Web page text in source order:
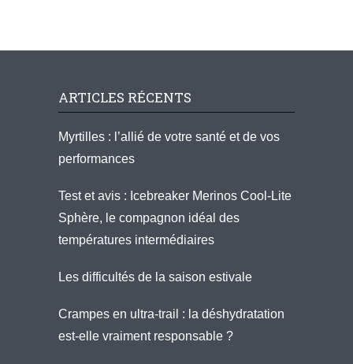
ARTICLES RÉCENTS
Myrtilles : l’allié de votre santé et de vos
performances
Test et avis : Icebreaker Merinos Cool-Lite
Sphère, le compagnon idéal des
températures intermédiaires
Les difficultés de la saison estivale
Crampes en ultra-trail : la déshydratation
est-elle vraiment responsable ?